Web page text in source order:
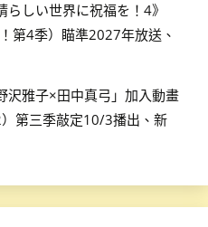
しい世界に祝福を！4》
第4季）瞄準2027年放送、
沢雅子×田中真弓」加入動畫
第三季敲定10/3播出、新